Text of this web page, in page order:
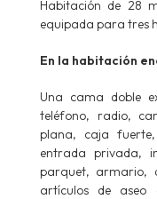
Habitación de 28
equipada para tres
En la habitación
Una cama doble
teléfono, radio,
plana, caja
entrada privada,
parquet, armario,
artículos de aseo